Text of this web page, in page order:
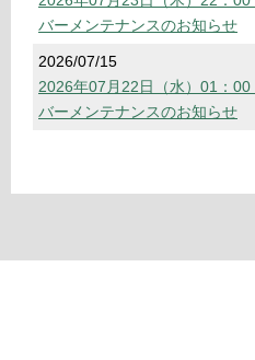
バーメンテナンスのお知らせ
2026/07/15
2026年07月22日（水）01：
バーメンテナンスのお知らせ